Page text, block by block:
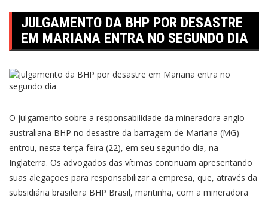
JULGAMENTO DA BHP POR DESASTRE
EM MARIANA ENTRA NO SEGUNDO DIA
O julgamento sobre a responsabilidade da mineradora anglo-
australiana BHP no desastre da barragem de Mariana (MG)
entrou, nesta terça-feira (22), em seu segundo dia, na
Inglaterra. Os advogados das vítimas continuam apresentando
suas alegações para responsabilizar a empresa, que, através da
subsidiária brasileira BHP Brasil, mantinha, com a mineradora